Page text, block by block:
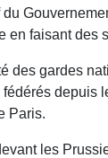
en faisant des
des gardes
Paris.
les